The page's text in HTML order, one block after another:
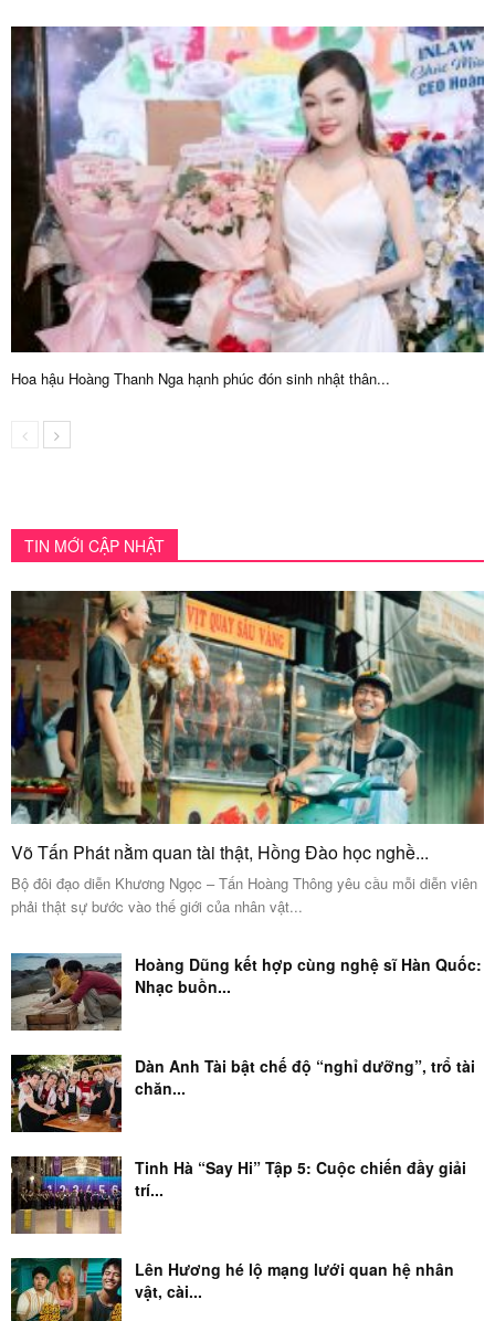
Hoa hậu Hoàng Thanh Nga hạnh phúc đón sinh nhật thân...
TIN MỚI CẬP NHẬT
Võ Tấn Phát nằm quan tài thật, Hồng Đào học nghề...
Bộ đôi đạo diễn Khương Ngọc – Tấn Hoàng Thông yêu cầu mỗi diễn viên
phải thật sự bước vào thế giới của nhân vật...
Hoàng Dũng kết hợp cùng nghệ sĩ Hàn Quốc:
Nhạc buồn...
Dàn Anh Tài bật chế độ “nghỉ dưỡng”, trổ tài
chăn...
Tinh Hà “Say Hi” Tập 5: Cuộc chiến đầy giải
trí...
Lên Hương hé lộ mạng lưới quan hệ nhân
vật, cài...